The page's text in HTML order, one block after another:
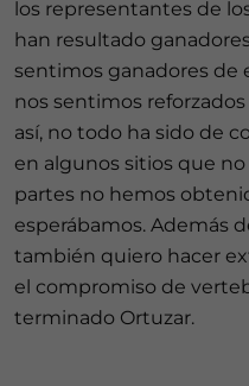
los representantes de
han resultado
sentimos ganadores de
nos sentimos
así, no todo ha sido de
en algunos sitios que
partes no hemos
esperábamos. Además
también quiero hacer
el compromiso de
terminado Ortuzar.